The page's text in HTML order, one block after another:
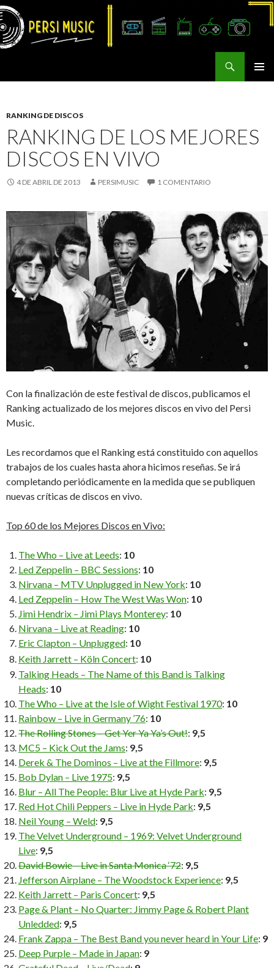
RANKING DE DISCOS
RANKING DE LOS MEJORES
DISCOS EN VIVO
4 DE ABRIL DE 2013 PERSIMUSIC 1 COMENTARIO
Con la finalización de este festival de discos, publicamos el
Ranking actualizado de los mejores discos en vivo del Persi
Music.
Les recordamos que el Ranking está constituido con aquellos
trabajos de los cuales hasta ahora hicimos reseñas. Se irá
completando periódicamente en la medida que se publiquen
nuevas críticas de discos en vivo.
Top 60 de los Mejores Discos en Vivo:
The Who – Live at Leeds: 10
Led Zeppelin – BBC Sessions: 10
Nirvana – MTV Unplugged in New York: 10
Led Zeppelin – How The West Was Won: 10
Jimi Hendrix – Jimi Plays Monterey: 10
Nirvana – Live at Reading: 10
Eric Clapton – Unplugged: 10
Keith Jarrett – Köln Concert: 10
Talking Heads – The Name of this Band is Talking
Heads: 10
The Who – Live at the Isle of Wight Festival 1970: 10
Rainbow – Live in Germany ’76: 10
The Rolling Stones – Get Yer Ya Ya’s Out!: 9,5
MC5 – Kick Out the Jams: 9,5
Derek & The Dominos – Live at the Fillmore: 9,5
Bob Dylan – Live 1975: 9,5
Blur – All The People: Blur Live at Hyde Park: 9,5
Red Hot Chili Peppers – Live in Hyde Park: 9,5
Neil Young – Weld: 9,5
The Velvet Underground – 1969: Velvet Underground
Live: 9,5
David Bowie – Live in Santa Monica ‘72: 9,5
Jefferson Airplane – The Woodstock Experience: 9,5
Keith Jarrett – Paris Concert: 9,5
Page & Plant – No Quarter: Jimmy Page & Robert Plant
Unledded: 9,5
Frank Zappa – The Best Band you never heard in Your Life: 9
Deep Purple – Made in Japan: 9